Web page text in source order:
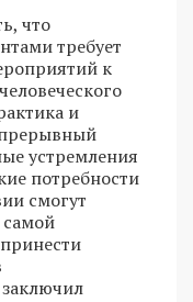
что
требует
к
и
устремления
потребности
смогут
самой